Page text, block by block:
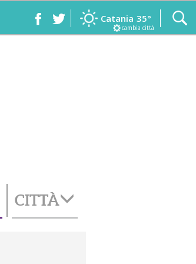
Catania 35°
cambia città
CITTÀ